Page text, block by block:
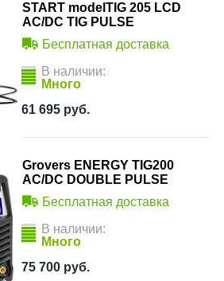
START modelTIG 205 LCD
AC/DC TIG PULSE
Бесплатная доставка
В наличии:
Много
61 695 руб.
Grovers ENERGY TIG200
AC/DC DOUBLE PULSE
Бесплатная доставка
В наличии:
Много
75 700 руб.